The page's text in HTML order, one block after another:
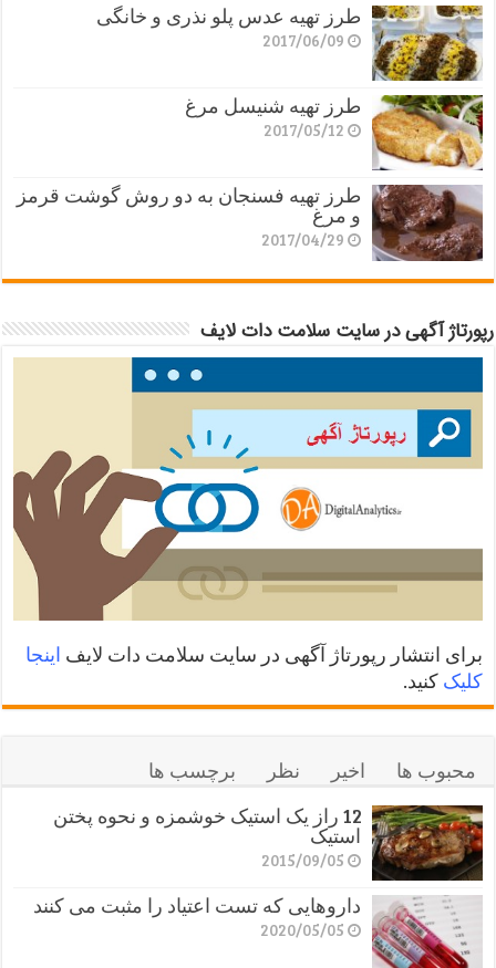
طرز تهیه عدس پلو نذری و خانگی
2017/06/09
طرز تهیه شنیسل مرغ
2017/05/12
طرز تهیه فسنجان به دو روش گوشت قرمز
و مرغ
2017/04/29
رپورتاژ آگهی در سایت سلامت دات لایف
برای انتشار رپورتاژ آگهی در سایت سلامت دات لایف اینجا
کلیک کنید.
محبوب ها اخیر نظر
برچسب ها
12 راز یک استیک خوشمزه و نحوه پختن
استیک
2015/09/05
داروهایی که تست اعتیاد را مثبت می کنند
2020/05/05